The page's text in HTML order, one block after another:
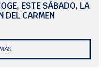
ESTE SÁBADO, LA
DEL CARMEN